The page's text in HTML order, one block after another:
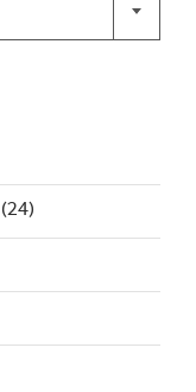
(24)